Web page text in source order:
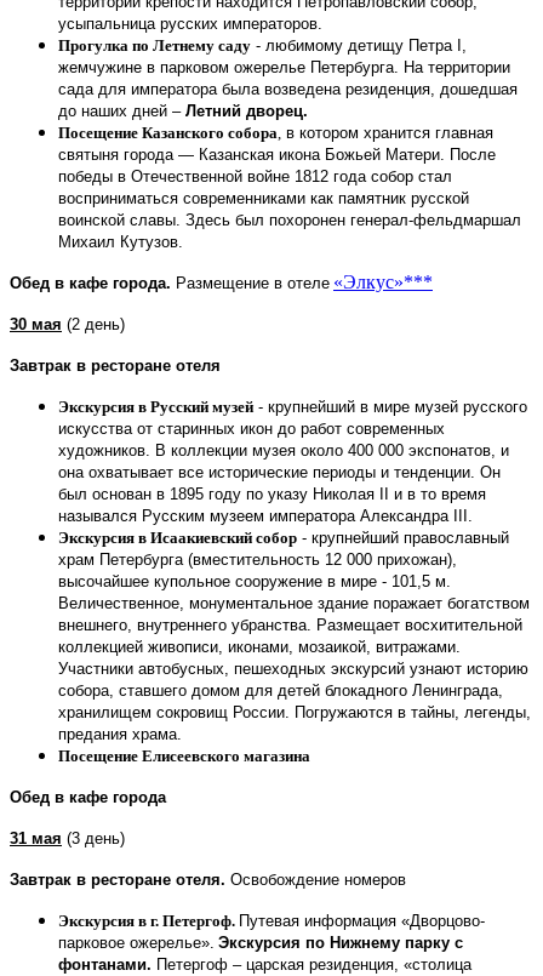
усыпальница русских императоров.
Прогулка по Летнему саду - любимому детищу Петра I,
жемчужине в парковом ожерелье Петербурга. На территории
сада для императора была возведена резиденция, дошедшая
до наших дней – Летний дворец.
Посещение Казанского собора, в котором хранится главная
святыня города — Казанская икона Божьей Матери. После
победы в Отечественной войне 1812 года собор стал
восприниматься современниками как памятник русской
воинской славы. Здесь был похоронен генерал-фельдмаршал
Михаил Кутузов.
Обед в кафе города. Размещение в отеле «Элкус»***
30 мая (2 день)
Завтрак в ресторане отеля
Экскурсия в Русский музей - крупнейший в мире музей русского
искусства от старинных икон до работ современных
художников. В коллекции музея около 400 000 экспонатов, и
она охватывает все исторические периоды и тенденции. Он
был основан в 1895 году по указу Николая II и в то время
назывался Русским музеем императора Александра III.
Экскурсия в Исаакиевский собор - крупнейший православный
храм Петербурга (вместительность 12 000 прихожан),
высочайшее купольное сооружение в мире - 101,5 м.
Величественное, монументальное здание поражает богатством
внешнего, внутреннего убранства. Размещает восхитительной
коллекцией живописи, иконами, мозаикой, витражами.
Участники автобусных, пешеходных экскурсий узнают историю
собора, ставшего домом для детей блокадного Ленинграда,
хранилищем сокровищ России. Погружаются в тайны, легенды,
предания храма.
Посещение Елисеевского магазина
Обед в кафе города
31 мая (3 день)
Завтрак в ресторане отеля. Освобождение номеров
Экскурсия в г. Петергоф. Путевая информация «Дворцово-
парковое ожерелье». Экскурсия по Нижнему парку с
фонтанами. Петергоф – царская резиденция, «столица